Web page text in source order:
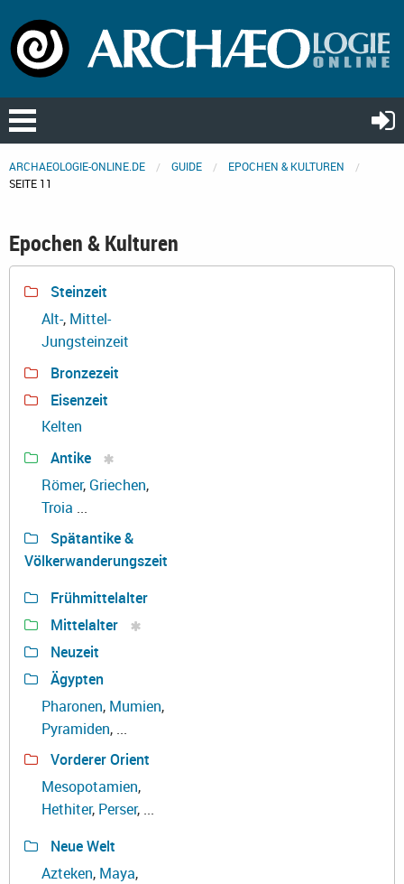
ARCHAEOLOGIE-ONLINE.DE GUIDE
EPOCHEN & KULTUREN
SEITE 11
Epochen & Kulturen
Steinzeit
Alt-, Mittel-
Jungsteinzeit
Bronzezeit
Eisenzeit
Kelten
Antike
Römer, Griechen,
Troia ...
Spätantike &
Völkerwanderungszeit
Frühmittelalter
Mittelalter
Neuzeit
Ägypten
Pharonen, Mumien,
Pyramiden, ...
Vorderer Orient
Mesopotamien,
Hethiter, Perser, ...
Neue Welt
Azteken, Maya,